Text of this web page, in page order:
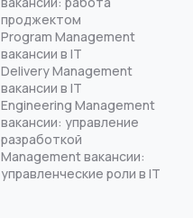
проджектом
Program Management
вакансии в IT
Delivery Management
вакансии в IT
Engineering Management
вакансии: управление
разработкой
Management вакансии:
управленческие роли в IT